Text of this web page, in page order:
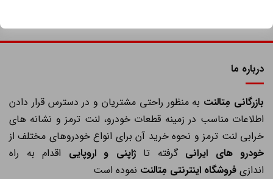
درباره ما
بازرگانی مِتالنتبه منظور راحتی مشتریان و در دسترس قرار دادن
اطلاعات مناسب در زمینه قطعات خودرو، لنت ترمز و نشانه های
خرابی لنت ترمز و نحوه خرید آن برای انواع خودروهای مختلف از
خودرو های ایرانیگرفته تاژاپنی و اروپاییاقدام به راه
اندازیفروشگاه اینترنتی مِتالنتنموده است